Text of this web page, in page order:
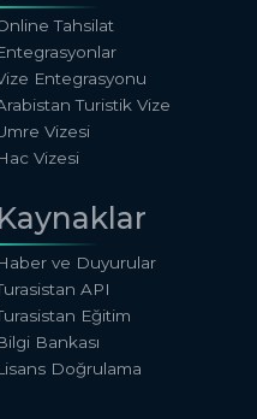
Tahsilat
Entegrasyonu
Turistik Vize
Vizesi
Vizesi
Kaynaklar
ve Duyurular
API
Eğitim
Bankası
Doğrulama